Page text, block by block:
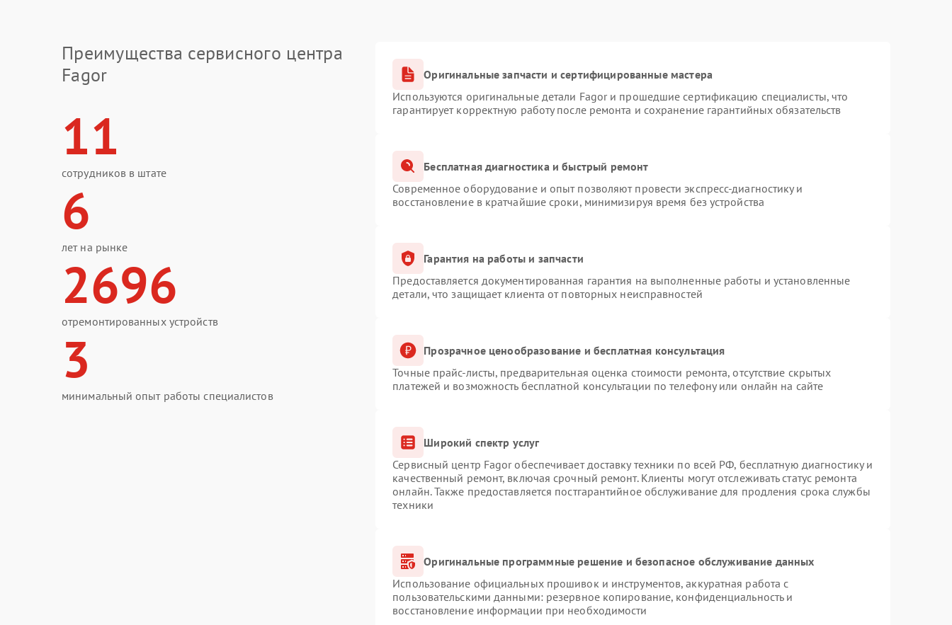
Преимущества сервисного центра
Fagor
11
сотрудников в штате
6
лет на рынке
2696
отремонтированных устройств
3
минимальный опыт работы специалистов
Оригинальные запчасти и сертифицированные мастера
Используются оригинальные детали Fagor и прошедшие сертификацию специалисты, что
гарантирует корректную работу после ремонта и сохранение гарантийных обязательств
Бесплатная диагностика и быстрый ремонт
Современное оборудование и опыт позволяют провести экспресс-диагностику и
восстановление в кратчайшие сроки, минимизируя время без устройства
Гарантия на работы и запчасти
Предоставляется документированная гарантия на выполненные работы и установленные
детали, что защищает клиента от повторных неисправностей
Прозрачное ценообразование и бесплатная консультация
Точные прайс-листы, предварительная оценка стоимости ремонта, отсутствие скрытых
платежей и возможность бесплатной консультации по телефону или онлайн на сайте
Широкий спектр услуг
Сервисный центр Fagor обеспечивает доставку техники по всей РФ, бесплатную диагностику и
качественный ремонт, включая срочный ремонт. Клиенты могут отслеживать статус ремонта
онлайн. Также предоставляется постгарантийное обслуживание для продления срока службы
техники
Оригинальные программные решение и безопасное обслуживание данных
Использование официальных прошивок и инструментов, аккуратная работа с
пользовательскими данными: резервное копирование, конфиденциальность и
восстановление информации при необходимости